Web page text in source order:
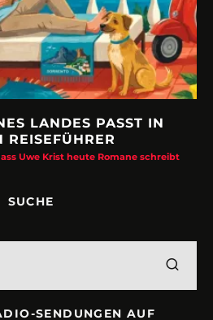
LANDES PASST IN
REISEFÜHRER
Uwe Krist heute Romane schreibt
SUCHE
SENDUNGEN AUF